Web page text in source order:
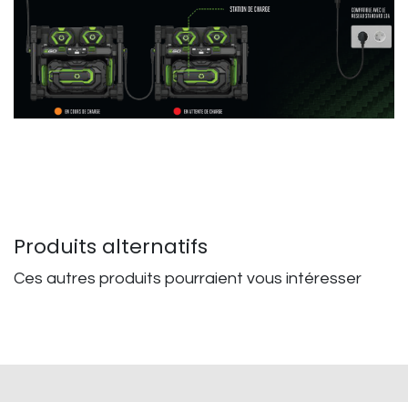
Produits alternatifs
Ces autres produits pourraient vous intéresser